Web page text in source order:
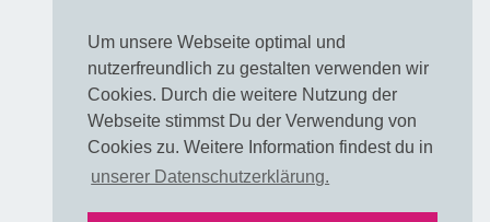
Um unsere Webseite optimal und
nutzerfreundlich zu gestalten verwenden wir
Cookies. Durch die weitere Nutzung der
Webseite stimmst Du der Verwendung von
Cookies zu. Weitere Information findest du in
unserer Datenschutzerklärung.
Kleider
Blusen
Taschen
Rechtliches